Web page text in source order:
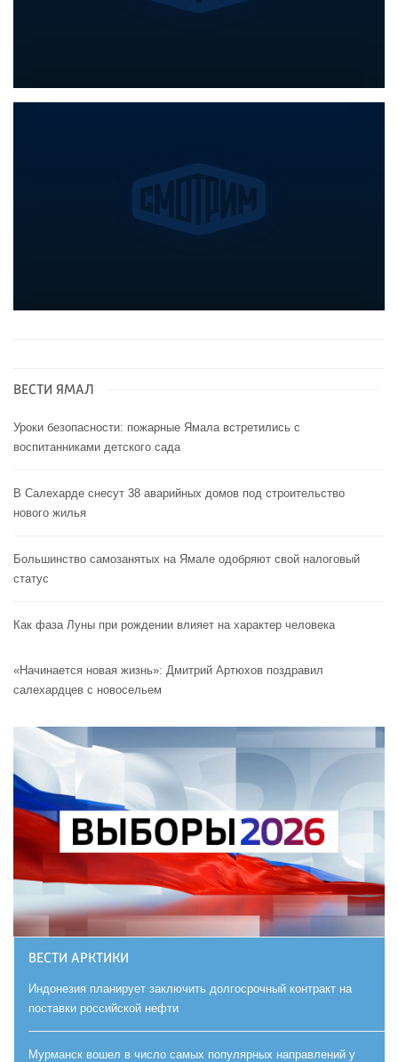
ВЕСТИ ЯМАЛ
Уроки безопасности: пожарные Ямала встретились с
воспитанниками детского сада
В Салехарде снесут 38 аварийных домов под строительство
нового жилья
Большинство самозанятых на Ямале одобряют свой налоговый
статус
Как фаза Луны при рождении влияет на характер человека
«Начинается новая жизнь»: Дмитрий Артюхов поздравил
салехардцев с новосельем
ВЕСТИ АРКТИКИ
Индонезия планирует заключить долгосрочный контракт на
поставки российской нефти
Мурманск вошел в число самых популярных направлений у